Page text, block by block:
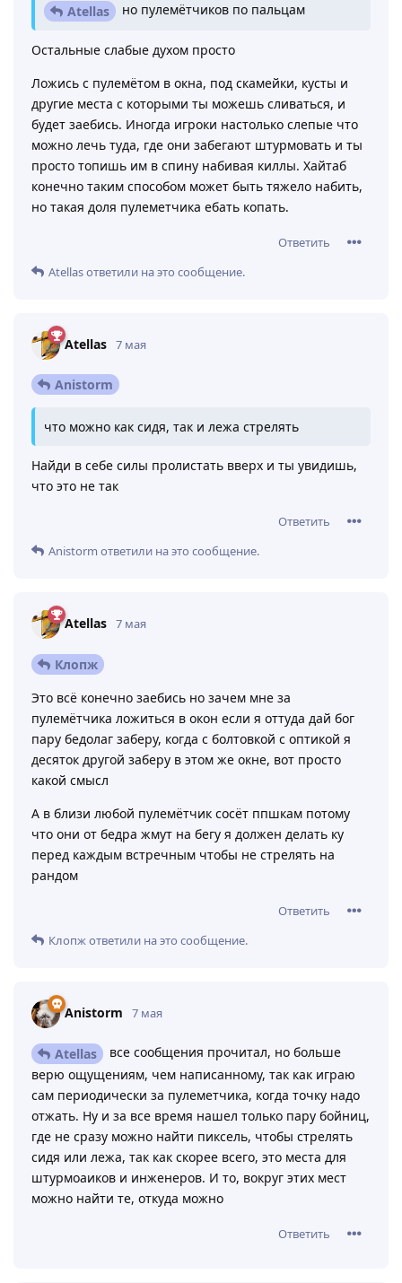
Atellas но пулемётчиков по пальцам
Остальные слабые духом просто
Ложись с пулемётом в окна, под скамейки, кусты и
другие места с которыми ты можешь сливаться, и
будет заебись. Иногда игроки настолько слепые что
можно лечь туда, где они забегают штурмовать и ты
просто топишь им в спину набивая киллы. Хайтаб
конечно таким способом может быть тяжело набить,
но такая доля пулеметчика ебать копать.
Ответить
Atellasответили на это сообщение.
Atellas 7 мая
Anistorm
что можно как сидя, так и лежа стрелять
Найди в себе силы пролистать вверх и ты увидишь,
что это не так
Ответить
Anistorm ответили на это сообщение.
Atellas 7 мая
Клопж
Это всё конечно заебись но зачем мне за
пулемётчика ложиться в окон если я оттуда дай бог
пару бедолаг заберу, когда с болтовкой с оптикой я
десяток другой заберу в этом же окне, вот просто
какой смысл
А в близи любой пулемётчик сосёт ппшкам потому
что они от бедра жмут на бегу я должен делать ку
перед каждым встречным чтобы не стрелять на
рандом
Ответить
Клопжответили на это сообщение.
Anistorm 7 мая
Atellas
все сообщения прочитал, но больше
верю ощущениям, чем написанному, так как играю
сам периодически за пулеметчика, когда точку надо
отжать. Ну и за все время нашел только пару бойниц,
где не сразу можно найти пиксель, чтобы стрелять
сидя или лежа, так как скорее всего, это места для
штурмоаиков и инженеров. И то, вокруг этих мест
можно найти те, откуда можно
Ответить